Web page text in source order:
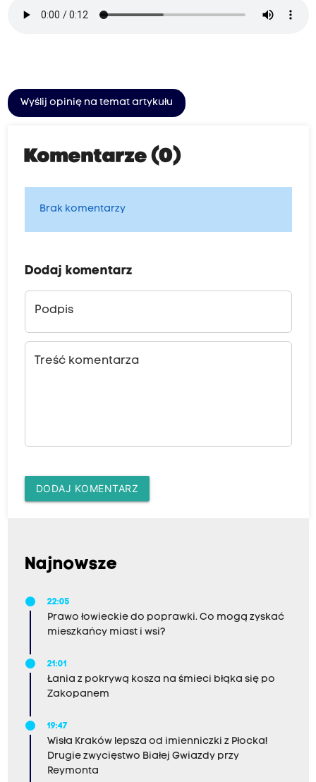
Wyślij opinię na temat artykułu
Komentarze (0)
Brak komentarzy
Dodaj komentarz
Podpis
Treść komentarza
DODAJ KOMENTARZ
Najnowsze
22:05
Prawo łowieckie do poprawki. Co mogą zyskać
mieszkańcy miast i wsi?
21:01
Łania z pokrywą kosza na śmieci błąka się po
Zakopanem
19:47
Wisła Kraków lepsza od imienniczki z Płocka!
Drugie zwycięstwo Białej Gwiazdy przy
Reymonta